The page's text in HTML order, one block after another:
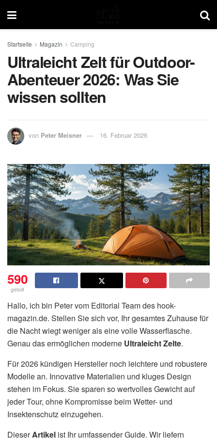
Startseite Magazin Camping
Ultraleicht Zelt für Outdoor-
Abenteuer 2026: Was Sie
wissen sollten
von Peter Meisner 16. Februar 2026
590
geteilt
Hallo, ich bin Peter vom Editorial Team des hook-
magazin.de. Stellen Sie sich vor, Ihr gesamtes Zuhause für
die Nacht wiegt weniger als eine volle Wasserflasche.
Genau das ermöglichen moderne Ultraleicht Zelte.
Für 2026 kündigen Hersteller noch leichtere und robustere
Modelle an. Innovative Materialien und kluges Design
stehen im Fokus. Sie sparen so wertvolles Gewicht auf
jeder Tour, ohne Kompromisse beim Wetter- und
Insektenschutz einzugehen.
DieserArtikel ist Ihr umfassender Guide. Wir liefern